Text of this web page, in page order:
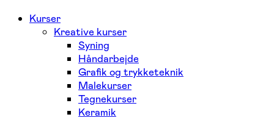
Kurser
Kreative kurser
Syning
Håndarbejde
Grafik og trykketeknik
Malekurser
Tegnekurser
Keramik